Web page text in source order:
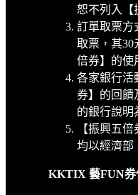
恕不列入【
訂單取票方
取票，其30
倍券】的使
各家銀行活
券】的回饋
的銀行說明
【振興五
均以經濟部
KKTIX 藝FUN券